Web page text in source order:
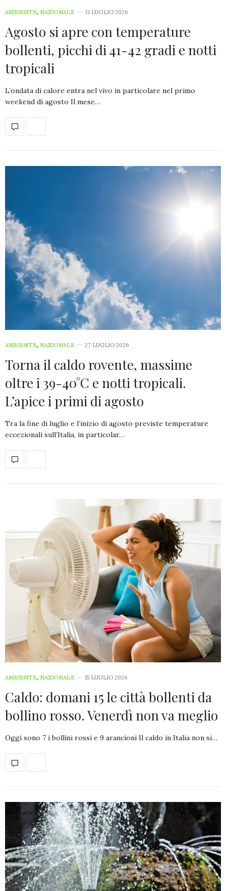
AMBIENTE, NAZIONALE 31 LUGLIO 2026
Agosto si apre con temperature
bollenti, picchi di 41-42 gradi e notti
tropicali
L’ondata di calore entra nel vivo in particolare nel primo
weekend di agosto Il mese…
AMBIENTE, NAZIONALE 27 LUGLIO 2026
Torna il caldo rovente, massime
oltre i 39-40°C e notti tropicali.
L’apice i primi di agosto
Tra la fine di luglio e l’inizio di agosto previste temperature
eccezionali sull’Italia, in particolar…
AMBIENTE, NAZIONALE 15 LUGLIO 2026
Caldo: domani 15 le città bollenti da
bollino rosso. Venerdì non va meglio
Oggi sono 7 i bollini rossi e 9 arancioni Il caldo in Italia non si…